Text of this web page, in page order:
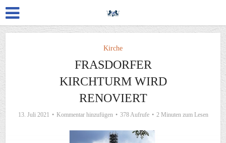
Kirche
FRASDORFER
KIRCHTURM WIRD
RENOVIERT
13. Juli 2021 Kommentar hinzufügen 378 Aufrufe 2 Minuten zum Lesen